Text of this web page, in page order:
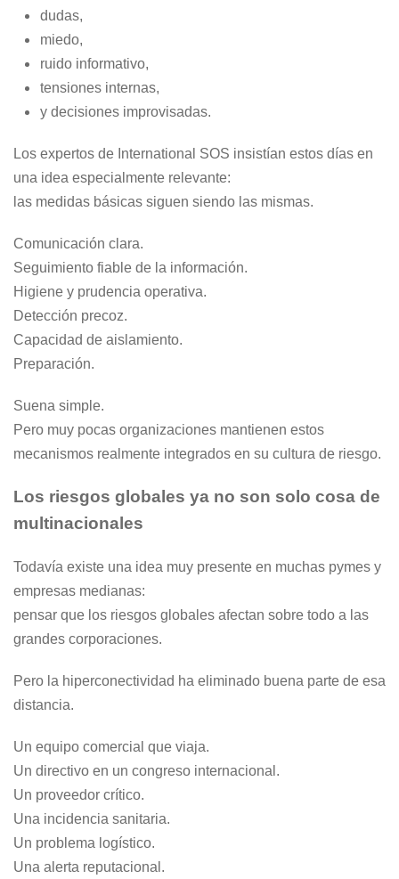
dudas,
miedo,
ruido informativo,
tensiones internas,
y decisiones improvisadas.
Los expertos de International SOS insistían estos días en
una idea especialmente relevante:
las medidas básicas siguen siendo las mismas.
Comunicación clara.
Seguimiento fiable de la información.
Higiene y prudencia operativa.
Detección precoz.
Capacidad de aislamiento.
Preparación.
Suena simple.
Pero muy pocas organizaciones mantienen estos
mecanismos realmente integrados en su cultura de riesgo.
Los riesgos globales ya no son solo cosa de
multinacionales
Todavía existe una idea muy presente en muchas pymes y
empresas medianas:
pensar que los riesgos globales afectan sobre todo a las
grandes corporaciones.
Pero la hiperconectividad ha eliminado buena parte de esa
distancia.
Un equipo comercial que viaja.
Un directivo en un congreso internacional.
Un proveedor crítico.
Una incidencia sanitaria.
Un problema logístico.
Una alerta reputacional.